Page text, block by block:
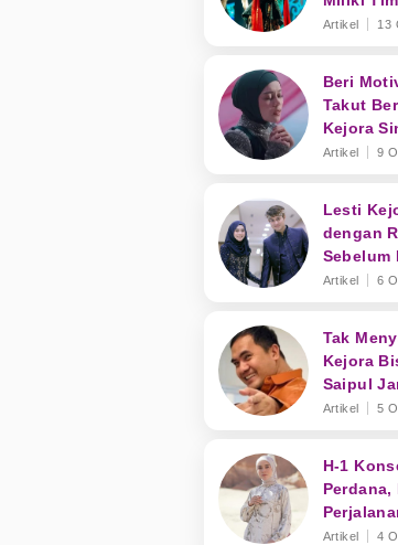
Artikel 13
Beri
Takut
Kejora
Kerja
Artikel 9
Lesti
dengan
Sebelum
Konser,
Artikel 6
Tak
Kejora
Saipul
Begini
Artikel 5
H-1
Kejora
Artikel 4